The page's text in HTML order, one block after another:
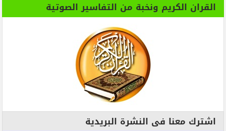
القران الكريم ونخبة من التفاسير الصوتية
اشترك معنا فى النشرة البريدية